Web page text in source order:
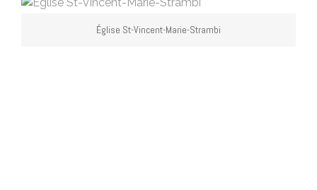
Église St-Vincent-Marie-Strambi